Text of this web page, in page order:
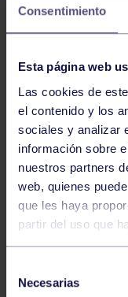
Consentimiento
Esta página web
Las cookies de
el contenido y los
sociales y analizar
información sobre
nuestros partners
web, quienes
que les haya
partir del uso que
Necesarias